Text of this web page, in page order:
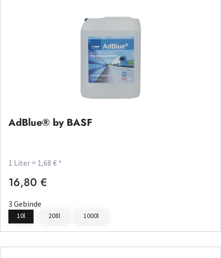
AdBlue® by BASF
1 Liter = 1,68 € *
Regulärer Preis:
16,80 €
3 Gebinde
10l 208l 1000l